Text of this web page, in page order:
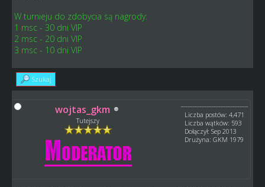
W turnieju do zdobycia są nagrody:
1 msc - 30 dni VIP
2 msc - 20 dni VIP
3 msc - 10 dni VIP
Szukaj
wojtas_gkm
Tutejszy
Liczba postów: 4,471
Liczba wątków: 593
Dołączył: Sep 2013
Drużyna: GKM 1979